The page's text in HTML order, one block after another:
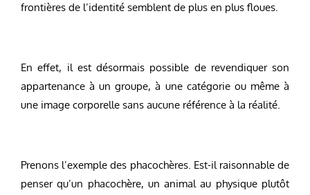
frontières de l’identité semblent de plus en plus floues.
En effet, il est désormais possible de revendiquer son
appartenance à un groupe, à une catégorie ou même à
une image corporelle sans aucune référence à la réalité.
Prenons l’exemple des phacochères. Est-il raisonnable de
penser qu’un phacochère, un animal au physique plutôt